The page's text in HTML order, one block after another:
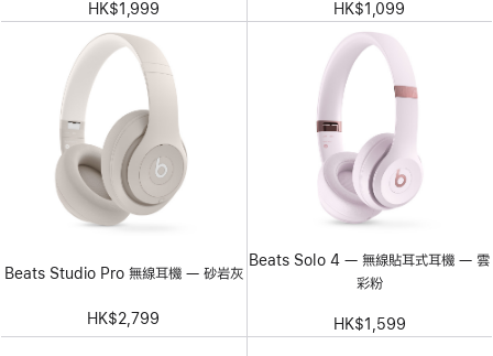
HK$1,999 HK$1,099
Beats Studio Pro 無線耳機 — 砂岩灰
HK$2,799
Beats Solo 4 — 無線貼耳式耳機 — 雲
彩粉
HK$1,599